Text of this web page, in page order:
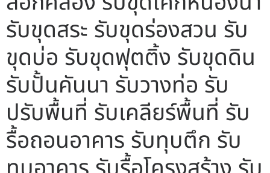
รับขุดสระ รับขุดร่องสวน รับ
ขุดบ่อ รับขุดฟุตติ้ง รับขุดดิน
รับปั้นคันนา รับวางท่อ รับ
ปรับพื้นที่ รับเคลียร์พื้นที่ รับ
รื้อถอนอาคาร รับทุบตึก รับ